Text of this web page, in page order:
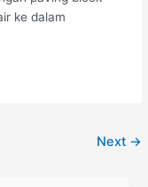
ke dalam
Next →